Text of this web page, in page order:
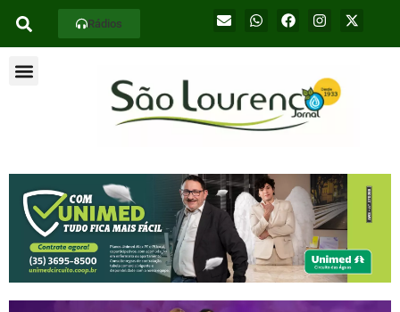
Rádios